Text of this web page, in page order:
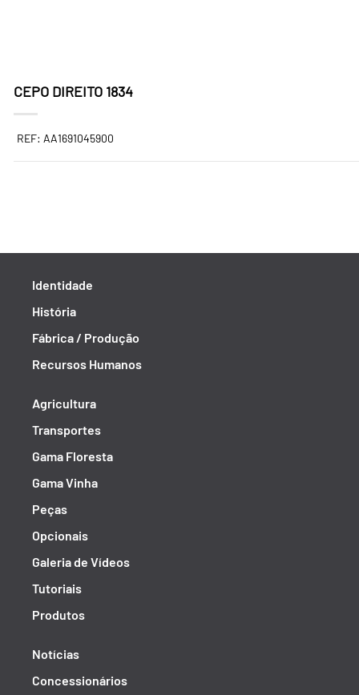
CEPO DIREITO 1834
REF: AA1691045900
Identidade
História
Fábrica / Produção
Recursos Humanos
Agricultura
Transportes
Gama Floresta
Gama Vinha
Peças
Opcionais
Galeria de Vídeos
Tutoriais
Produtos
Notícias
Concessionários